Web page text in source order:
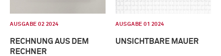
AUSGABE 02 2024
RECHNUNG AUS DEM
RECHNER
AUSGABE 01 2024
UNSICHTBARE MAUER